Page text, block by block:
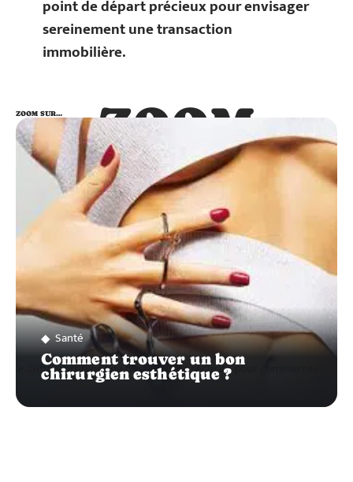
point de départ précieux pour envisager
sereinement une transaction
immobilière.
ZOOM
SUR…
ZOOM SUR…
Santé
Comment trouver un bon
chirurgien esthétique ?